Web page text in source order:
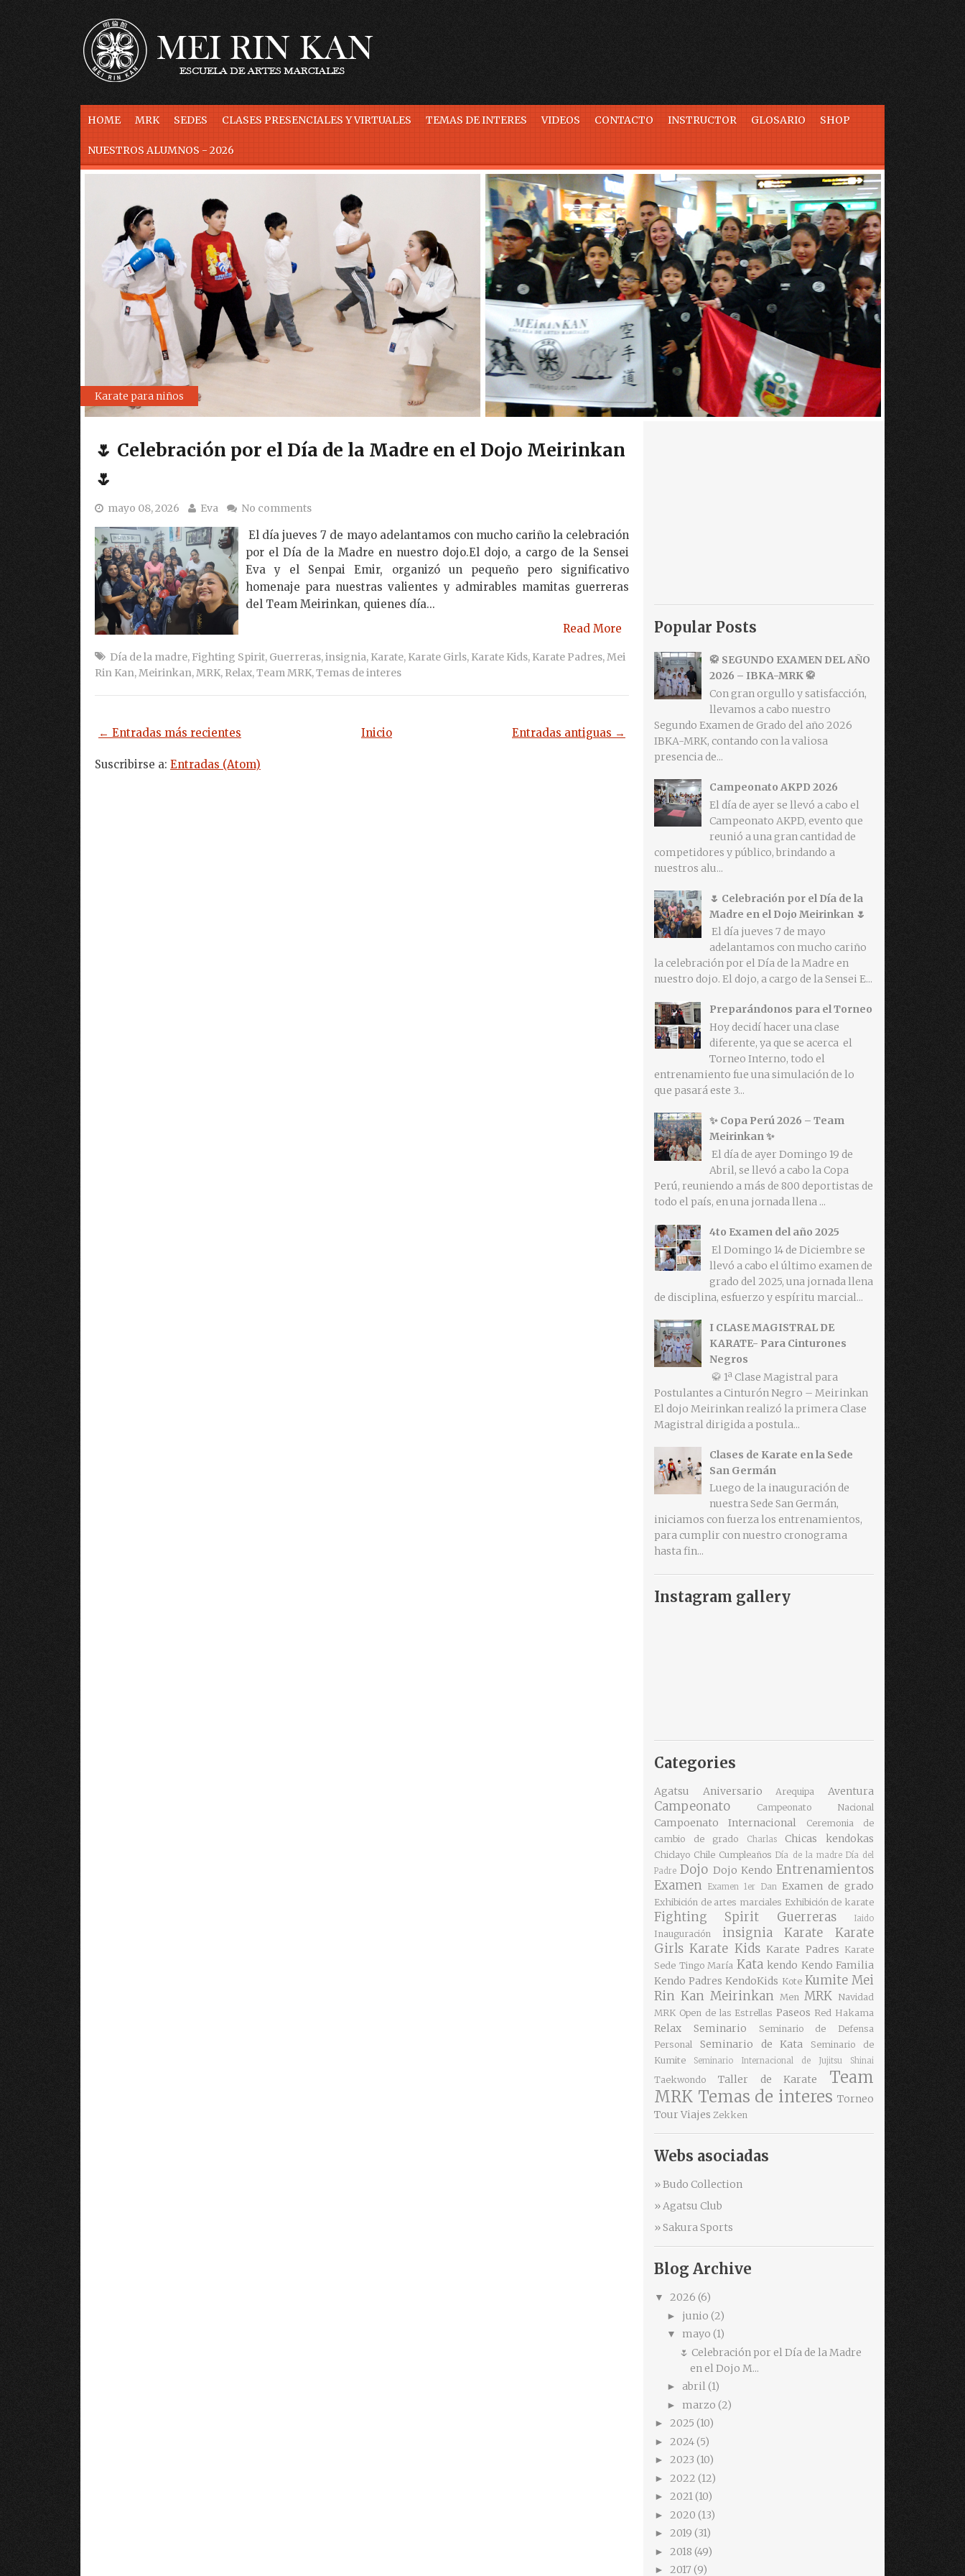
Skip to content
HOME MRK SEDES CLASES PRESENCIALES Y VIRTUALES TEMAS DE INTERES VIDEOS CONTACTO INSTRUCTOR GLOSARIO SHOP
NUESTROS ALUMNOS - 2026
Karate
🌷 Celebración por el Día de la Madre en el Dojo Meirinkan
🌷
mayo 08, 2026 Eva No comments
El día jueves 7 de mayo adelantamos con mucho cariño la celebración
por el Día de la Madre en nuestro dojo.El dojo, a cargo de la Sensei
Eva y el Senpai Emir, organizó un pequeño pero significativo
homenaje para nuestras valientes y admirables mamitas guerreras
del Team Meirinkan, quienes día...
Read More
Día de la madre, Fighting Spirit, Guerreras,insignia, Karate, Karate Girls, Karate Kids, Karate Padres,Mei
Rin Kan,Meirinkan,MRK, Relax,Team MRK,Temas de interes
← Entradas más recientes Entradas antiguas →
Inicio
Suscribirse a: Entradas (Atom)
Popular Posts
🥋 SEGUNDO EXAMEN DEL AÑO
2026 – IBKA-MRK 🥋
Con gran orgullo y satisfacción,
llevamos a cabo nuestro
Segundo Examen de Grado del año 2026
IBKA-MRK, contando con la valiosa
presencia de...
Campeonato AKPD 2026
El día de ayer se llevó a cabo el
Campeonato AKPD, evento que
reunió a una gran cantidad de
competidores y público, brindando a
nuestros alu...
🌷 Celebración por el Día de la
Madre en el Dojo Meirinkan 🌷
El día jueves 7 de mayo
adelantamos con mucho cariño
la celebración por el Día de la Madre en
nuestro dojo. El dojo, a cargo de la Sensei E...
Preparándonos para el Torneo
Hoy decidí hacer una clase
diferente, ya que se acerca el
Torneo Interno, todo el
entrenamiento fue una simulación de lo
que pasará este 3...
✨ Copa Perú 2026 – Team
Meirinkan ✨
El día de ayer Domingo 19 de
Abril, se llevó a cabo la Copa
Perú, reuniendo a más de 800 deportistas de
todo el país, en una jornada llena ...
4to Examen del año 2025
El Domingo 14 de Diciembre se
llevó a cabo el último examen de
grado del 2025, una jornada llena
de disciplina, esfuerzo y espíritu marcial...
I CLASE MAGISTRAL DE
KARATE- Para Cinturones
Negros
🥋 1ª Clase Magistral para
Postulantes a Cinturón Negro – Meirinkan
El dojo Meirinkan realizó la primera Clase
Magistral dirigida a postula...
Clases de Karate en la Sede
San Germán
Luego de la inauguración de
nuestra Sede San Germán,
iniciamos con fuerza los entrenamientos,
para cumplir con nuestro cronograma
hasta fin...
Instagram gallery
Categories
Agatsu Aniversario Arequipa Aventura
Campeonato Campeonato Nacional
Campoenato Internacional
Ceremonia de
cambio de grado
Charlas Chicas kendokas
Chiclayo Chile Cumpleaños Día de la madre Día del
Padre Dojo Dojo Kendo Entrenamientos
Examen
Examen 1er Dan Examen de grado
Exhibición de artes marciales Exhibición de karate
Fighting Spirit Guerreras Iaido
Inauguración insignia Karate
Karate
Girls Karate Kids Karate Padres Karate
Sede Tingo María Kata kendo Kendo Familia
Kendo Padres KendoKids Kote Kumite Mei
Rin Kan Meirinkan Men MRK Navidad
MRK Open de las Estrellas Paseos Red Hakama
Relax Seminario
Seminario de Defensa
Personal
Seminario de Kata
Seminario de
Kumite
Seminario Internacional de Jujitsu Shinai
Taekwondo Taller de Karate
Team
MRK Temas de interes Torneo
Tour Viajes Zekken
Webs asociadas
» Budo Collection
» Agatsu Club
» Sakura Sports
Blog Archive
▼ 2026 (6)
► junio (2)
▼ mayo (1)
🌷 Celebración por el Día de la Madre
en el Dojo M...
► abril(1)
► marzo (2)
► 2025 (10)
► 2024(5)
► 2023 (10)
► 2022 (12)
► 2021(10)
► 2020 (13)
► 2019 (31)
► 2018 (49)
► 2017 (9)